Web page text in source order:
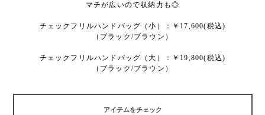
マチが広いので収納力も◎
チェックフリルハンドバッグ（小）：￥17,600(税込)
（ブラック/ブラウン）
チェックフリルハンドバッグ（大）：￥19,800(税込)
（ブラック/ブラウン）
アイテムをチェック